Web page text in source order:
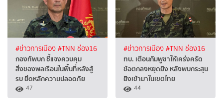
#ข่าวการเมือง#TNN ช่อง16
กองทัพบก ชี้แจงควบคุม
สิ่งของพลเรือนในพื้นที่หลังสู้
รบ ยึดหลักความปลอดภัย
47
#ข่าวการเมือง#TNN ช่อง16
ทบ. เตือนกัมพูชาให้เคร่งครัด
ข้อตกลงหยุดยิง หลังพบกระสุน
ยิงเข้ามาในเขตไทย
44